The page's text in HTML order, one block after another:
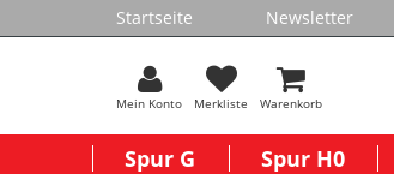
Startseite Newsletter
Mein Konto Merkliste Warenkorb
Spur G Spur H0